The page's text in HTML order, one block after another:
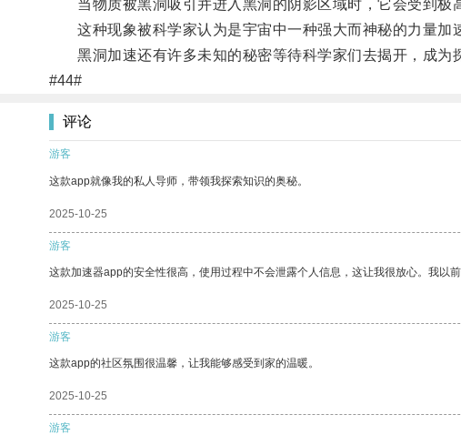
当物质被黑洞吸引并进入黑洞的阴影区域时，它会受到极
这种现象被科学家认为是宇宙中一种强大而神秘的力量加
黑洞加速还有许多未知的秘密等待科学家们去揭开，成为
#44#
评论
游客
这款app就像我的私人导师，带领我探索知识的奥秘。
2025-10-25
游客
这款加速器app的安全性很高，使用过程中不会泄露个人信息，这让我很放心。我以
2025-10-25
游客
这款app的社区氛围很温馨，让我能够感受到家的温暖。
2025-10-25
游客